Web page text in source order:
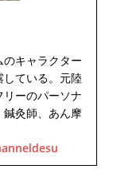
キャラクター
している。元陸
ーのパーソナ
鍼灸師、あん摩